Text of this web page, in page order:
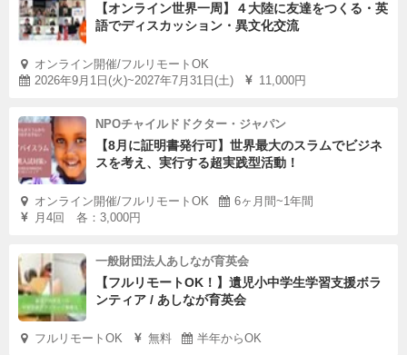
【オンライン世界一周】４大陸に友達をつくる・英
語でディスカッション・異文化交流
オンライン開催/フルリモートOK
2026年9月1日(火)~2027年7月31日(土)
11,000円
NPOチャイルドドクター・ジャパン
【8月に証明書発行可】世界最大のスラムでビジネ
スを考え、実行する超実践型活動！
オンライン開催/フルリモートOK
6ヶ月間~1年間
月4回 各：3,000円
一般財団法人あしなが育英会
【フルリモートOK！】遺児小中学生学習支援ボラ
ンティア / あしなが育英会
フルリモートOK 無料 半年からOK